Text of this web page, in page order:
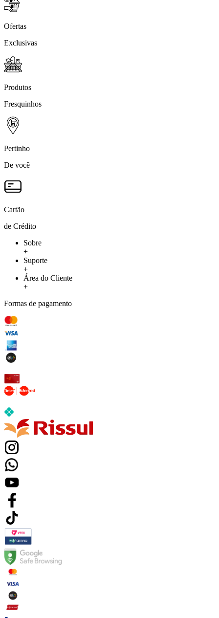
Ofertas
Exclusivas
Produtos
Fresquinhos
Pertinho
De você
Cartão
de Crédito
Sobre
+
Suporte
+
Área do Cliente
+
Formas de pagamento